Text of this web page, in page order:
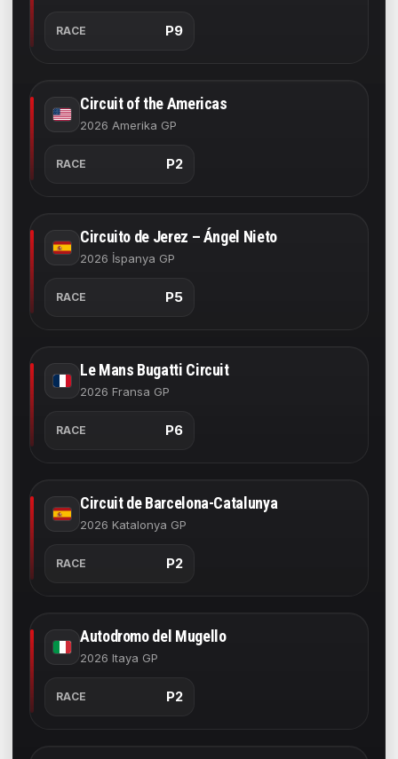
RACE P9
Circuit of the Americas
2026 Amerika GP
RACE P2
Circuito de Jerez – Ángel Nieto
2026 İspanya GP
RACE P5
Le Mans Bugatti Circuit
2026 Fransa GP
RACE P6
Circuit de Barcelona-Catalunya
2026 Katalonya GP
RACE P2
Autodromo del Mugello
2026 Itaya GP
RACE P2